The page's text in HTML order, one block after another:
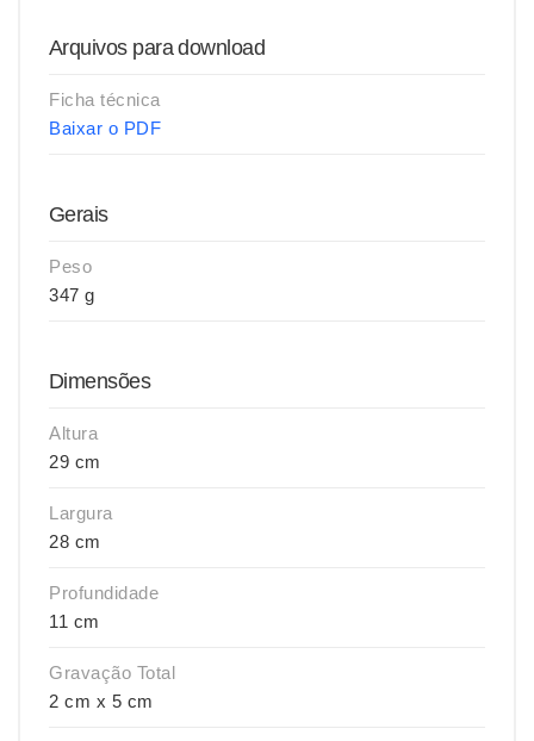
Arquivos para download
Ficha técnica
Baixar o PDF
Gerais
Peso
347 g
Dimensões
Altura
29 cm
Largura
28 cm
Profundidade
11 cm
Gravação Total
2 cm x 5 cm